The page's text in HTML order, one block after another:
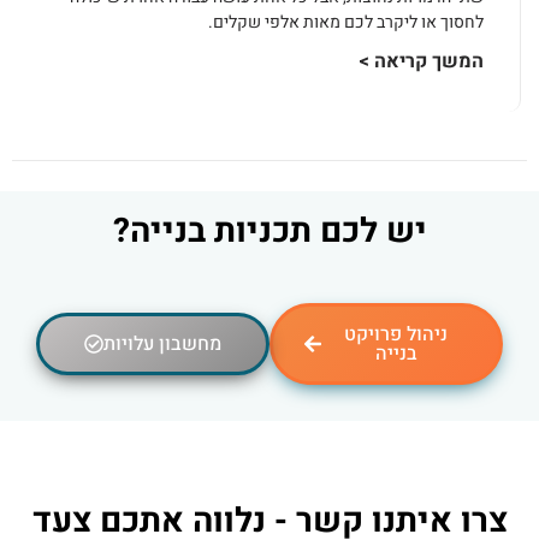
לחסוך או ליקרב לכם מאות אלפי שקלים.
המשך קריאה >
יש לכם תכניות בנייה?
ניהול פרויקט
בנייה מחשבון עלויות
צרו איתנו קשר - נלווה אתכם צעד